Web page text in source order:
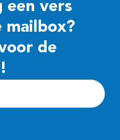
een vers
mailbox?
de